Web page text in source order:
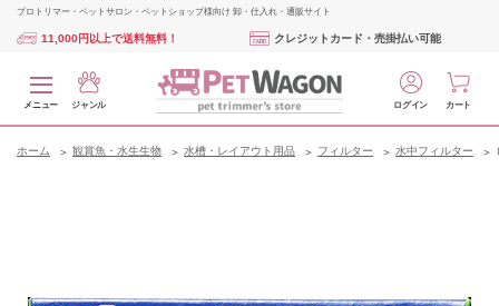
プロトリマー・ペットサロン・ペットショップ様向け 卸・仕入れ・通販サイト
11,000円以上で送料無料！ クレジットカード・売掛払い可能
メニュー ジャンル ログイン カート
ホーム 観賞魚・水生生物 水槽・レイアウト用品 フィルター 水中フィルター